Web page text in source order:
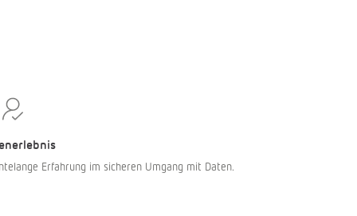
Erfahrung im sicheren Umgang mit Daten.